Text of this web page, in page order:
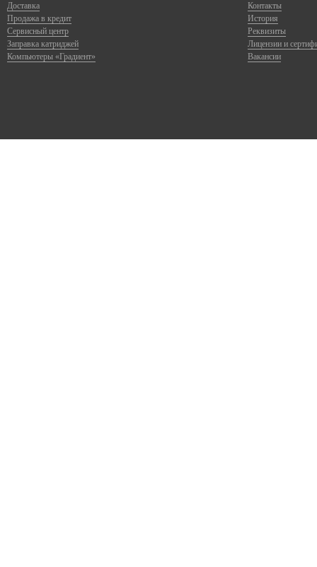
Доставка
Продажа в кредит
Сервисный центр
Заправка катриджей
Компьютеры «Градиент»
Контакты
История
Реквизиты
Лицензии и
Вакансии